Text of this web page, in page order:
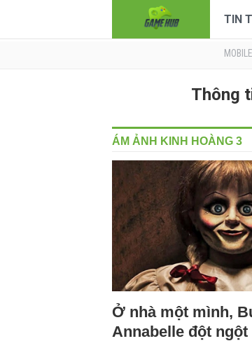
TIN
MOBILE
Thông
ÁM ẢNH KINH HOÀNG 3
Ở nhà một mình,
Annabelle đột ngột